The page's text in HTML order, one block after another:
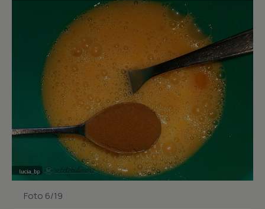
Foto 6/19